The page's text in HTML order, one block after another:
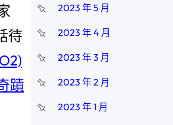
待
蹟
2023 年 5 月
2023 年 4 月
2023 年 3 月
2023 年 2 月
2023 年 1 月